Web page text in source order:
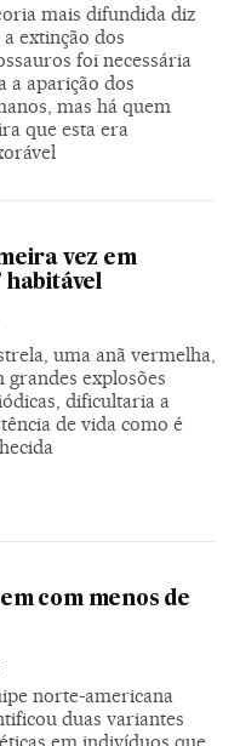
mais difundida diz
a extinção dos
foi necessária
a aparição dos
mas há quem
que esta era
vez em
habitável
uma anã vermelha,
grandes explosões
dificultaria a
de vida como é
com menos de
norte-americana
duas variantes
em indivíduos que